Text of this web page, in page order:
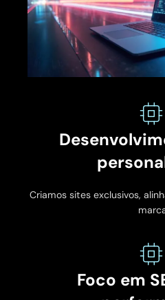
Criamos sites exclusivos,
Foco em